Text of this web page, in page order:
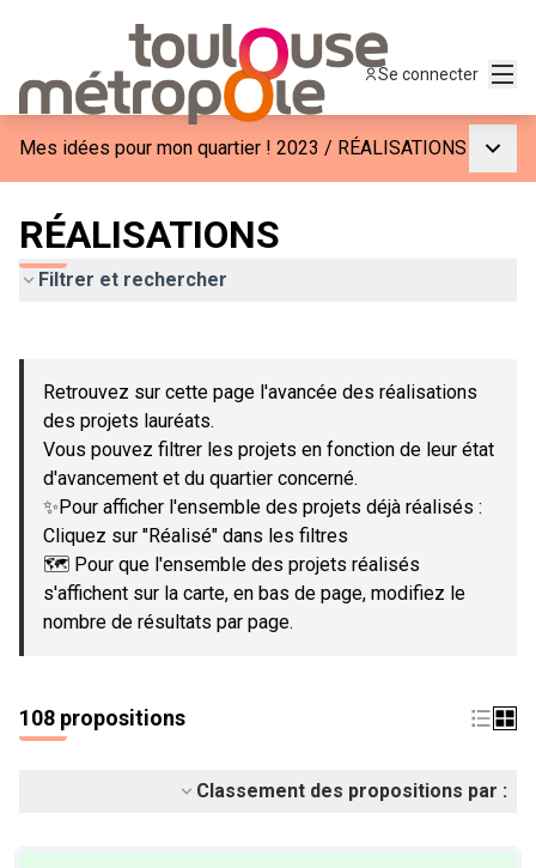
Se connecter
Mes idées pour mon quartier ! 2023 / RÉALISATIONS
RÉALISATIONS
Filtrer et rechercher
−
Retrouvez sur cette page l'avancée des réalisations
des projets lauréats.
Vous pouvez filtrer les projets en fonction de leur état
d'avancement et du quartier concerné.
✨Pour afficher l'ensemble des projets déjà réalisés :
Cliquez sur "Réalisé" dans les filtres
🗺️ Pour que l'ensemble des projets réalisés
s'affichent sur la carte, en bas de page, modifiez le
nombre de résultats par page.
108 propositions
Classement des propositions par :